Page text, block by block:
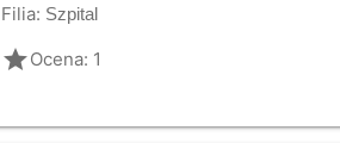
Filia: Szpital
gradeOcena: 1